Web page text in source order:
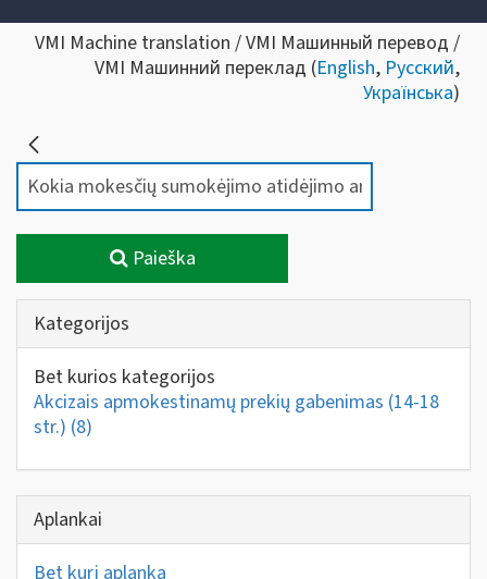
VMI Machine translation / VMI Машинный перевод /
VMI Машинний переклад (English, Русский,
Українська)
Paieška
Kategorijos
Bet kurios kategorijos
Akcizais apmokestinamų prekių gabenimas (14-18
str.) (8)
Aplankai
Bet kurį aplanką